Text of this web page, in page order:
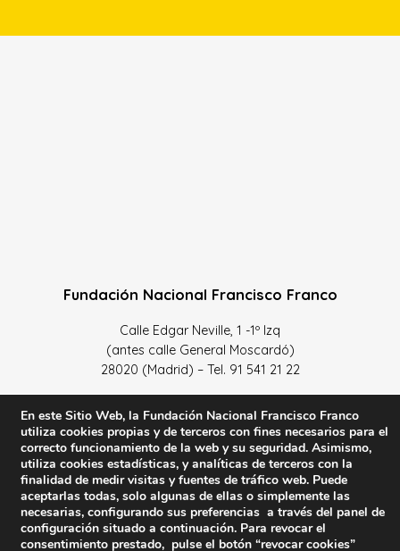
Fundación Nacional Francisco Franco
Calle Edgar Neville, 1 -1º Izq
(antes calle General Moscardó)
28020 (Madrid) – Tel. 91 541 21 22
Política de Privacidad y protección de datos–Sus datos
son seguros–Política de Cookies–Condiciones Generales
de uso
En este Sitio Web, la Fundación Nacional Francisco Franco
utiliza cookies propias y de terceros con fines necesarios para el
correcto funcionamiento de la web y su seguridad. Asimismo,
utiliza cookies estadísticas, y analíticas de terceros con la
finalidad de medir visitas y fuentes de tráfico web. Puede
aceptarlas todas, solo algunas de ellas o simplemente las
necesarias, configurando sus preferencias a través del panel de
configuración situado a continuación. Para revocar el
consentimiento prestado, pulse el botón “revocar cookies”